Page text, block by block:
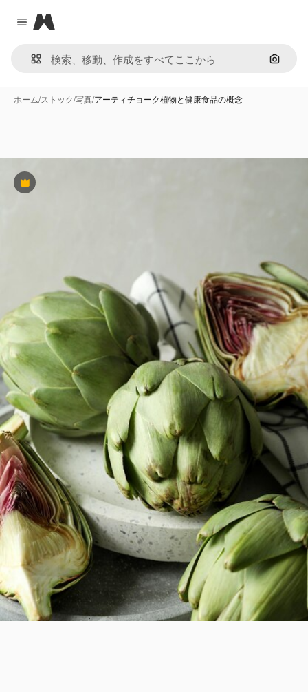
Close menu
Magnific
画像で
ホーム/ストック/写真/アーティチョーク植物と健康食品の概念
Premium